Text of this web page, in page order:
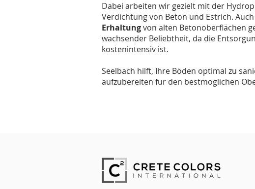
Dabei arbeiten wir gezielt mit der
Verdichtung von Beton und Estrich.
Erhaltungvon alten Betonoberflächen
wachsender Beliebtheit, da die
kostenintensiv ist.
Seelbach hilft, Ihre Böden optimal zu
aufzubereiten für den bestmöglichen